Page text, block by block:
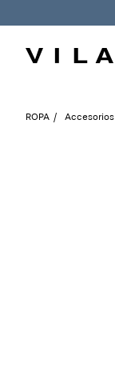
ROPA Accesorios